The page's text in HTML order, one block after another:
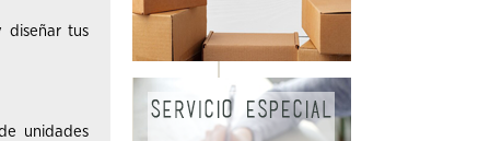
diseñar tus
unidades